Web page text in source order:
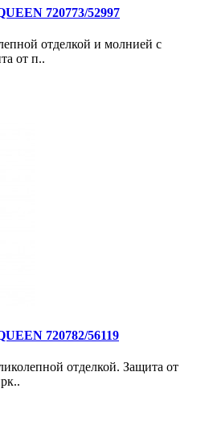
720773/52997
отделкой и молнией с
от п..
720782/56119
отделкой. Защита от